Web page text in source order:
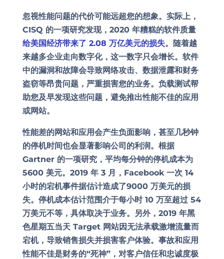
忽视性能问题的代价可能远超您的想象。实际上，
CISQ 的一项研究发现，2020 年糟糕的软件质量
给美国经济带来了 2.08 万亿美元的损失。随着越
来越多企业走向数字化，这一数字只会增长。软件
中的漏洞和故障会导致网络攻击、数据泄露和财务
盗窃等昂贵问题，严重损害您的业务。负载测试帮
助您及早发现这些问题，避免推出性能不佳的应用
或网站。
性能差的网站和应用会产生负面影响，甚至几秒钟
的停机时间也会显著影响公司的利润。根据
Gartner 的一项研究，平均每分钟的停机成本为
5600 美元。2019 年 3 月，Facebook 一次 14
小时的宕机事件据估计造成了9000 万美元的损
失。停机成本估计范围介于每小时 10 万至超过 54
万美元不等，具体取决于业务。另外，2019 年黑
色星期五当天 Target 网站因无法承载激增流量而
宕机，导致销售损失并损害客户体验。事故和应用
性能不佳是财务的“死神”，对客户信任和忠诚度极